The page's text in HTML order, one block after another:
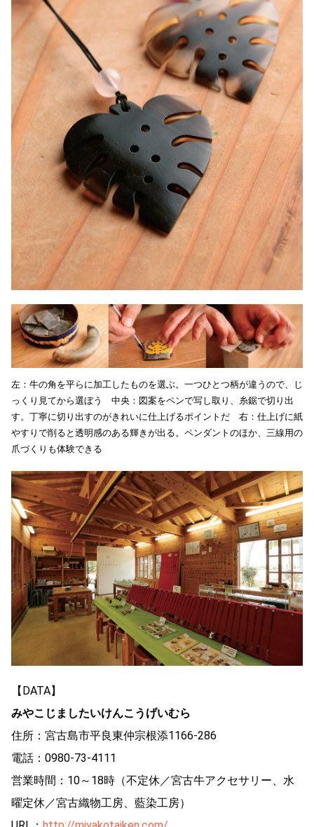
左：牛の角を平らに加工したものを選ぶ。一つひとつ柄が違うので、じ
っくり見てから選ぼう 中央：図案をペンで写し取り、糸鋸で切り出
す。丁寧に切り出すのがきれいに仕上げるポイントだ 右：仕上げに紙
やすりで削ると透明感のある輝きが出る。ペンダントのほか、三線用の
爪づくりも体験できる
【DATA】
みやこじましたいけんこうげいむら
住所：宮古島市平良東仲宗根添1166-286
電話：0980-73-4111
営業時間：10～18時（不定休／宮古牛アクセサリー、水
曜定休／宮古織物工房、藍染工房）